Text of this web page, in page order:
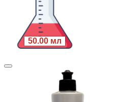
50.00 мл